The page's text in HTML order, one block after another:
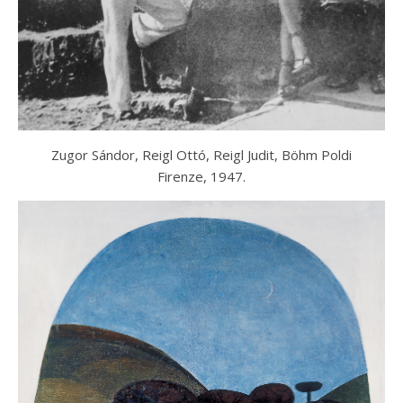
Zugor Sándor, Reigl Ottó, Reigl Judit, Böhm Poldi
Firenze, 1947.